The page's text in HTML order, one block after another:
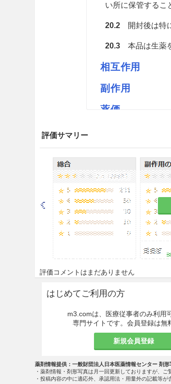
い所に保管するこ
20.2開封後は特に
20.3本品は生薬を
相互作用
副作用
薬価
評価サマリー
評価コメントはまだありません
はじめてご利用の方
m3.comは、医療従事者のみ利用
専門サイトです。会員登録は無
新規会員登録
薬剤情報提供：一般財団法人日本医薬情報センター 剤
・薬剤情報・剤形写真は月一回更新しておりますが、
・投稿内容の中に適応外、承認用法・用量外の記載等